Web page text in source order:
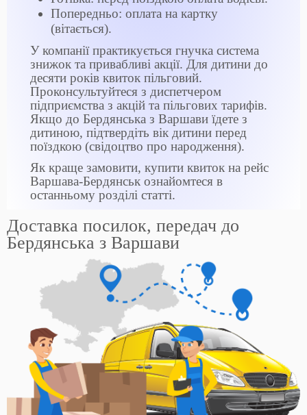
Попередньо: оплата на картку
(вітається).
У компанії практикується гнучка система
знижок та привабливі акції. Для дитини до
десяти років квиток пільговий.
Проконсультуйтеся з диспетчером
підприємства з акцій та пільгових тарифів.
Якщо до Бердянська з Варшави їдете з
дитиною, підтвердіть вік дитини перед
поїздкою (свідоцтво про народження).
Як краще замовити, купити квиток на рейс
Варшава-Бердянськ ознайомтеся в
останньому розділі статті.
Доставка посилок, передач до
Бердянська з Варшави